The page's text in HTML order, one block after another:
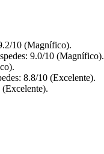
10 (Magnífico).
9.0/10 (Magnífico).
8.8/10 (Excelente).